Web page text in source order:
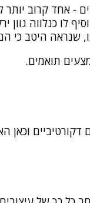
- אחד קרוב
לו כנלווה
שנראה היטב כי
תואמים.
וכאן